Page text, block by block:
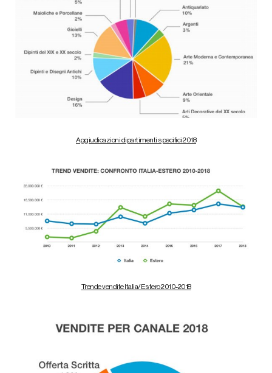
Aggiudicazioni dipartimenti specifici 2018
Trende vendite Italia/Estero 2010-2018